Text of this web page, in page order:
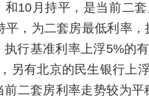
和10月持平，是当前二
平，为二套房最低利率
执行基准利率上浮5%的
另有北京的民生银行上
前二套房利率走势较为